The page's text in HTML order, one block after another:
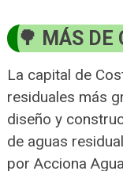
MÁS DE
La capital de
residuales más
diseño y
de aguas
por Acciona